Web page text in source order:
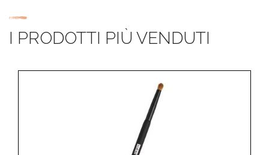
I PRODOTTI PIÙ VENDUTI